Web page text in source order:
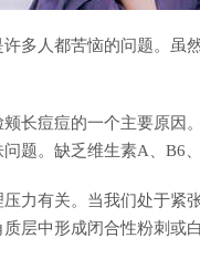
许多人都苦恼的问题。虽
长痘痘的一个主要原因
题。缺乏维生素A、B6
压力有关。当我们处于紧
层中形成闭合性粉刺或